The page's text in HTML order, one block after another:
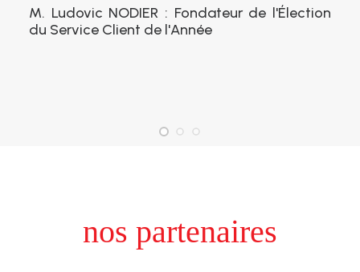
M. Ludovic NODIER : Fondateur de l'Élection
du Service Client de l'Année
nos partenaires